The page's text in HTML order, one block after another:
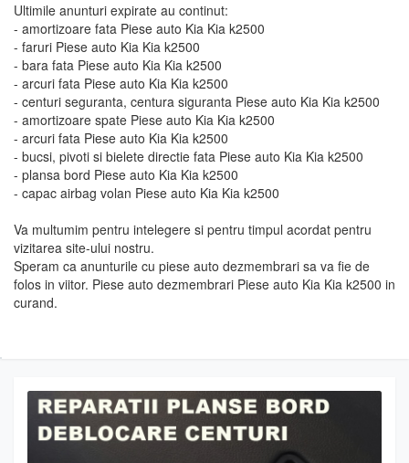
Ultimile anunturi expirate au continut:
- amortizoare fata Piese auto Kia Kia k2500
- faruri Piese auto Kia Kia k2500
- bara fata Piese auto Kia Kia k2500
- arcuri fata Piese auto Kia Kia k2500
- centuri seguranta, centura siguranta Piese auto Kia Kia k2500
- amortizoare spate Piese auto Kia Kia k2500
- arcuri fata Piese auto Kia Kia k2500
- bucsi, pivoti si bielete directie fata Piese auto Kia Kia k2500
- plansa bord Piese auto Kia Kia k2500
- capac airbag volan Piese auto Kia Kia k2500
Va multumim pentru intelegere si pentru timpul acordat pentru
vizitarea site-ului nostru.
Speram ca anunturile cu piese auto dezmembrari sa va fie de
folos in viitor. Piese auto dezmembrari Piese auto Kia Kia k2500 in
curand.